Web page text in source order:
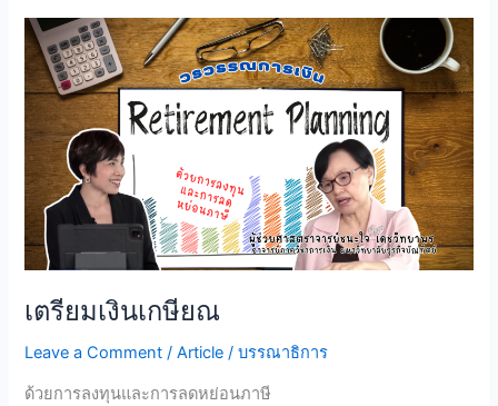
ด้วย
Mindset
เตรียมเงินเกษียณ
Leave a Comment /Article /บรรณาธิการ
ด้วยการลงทุนและการลดหย่อนภาษี